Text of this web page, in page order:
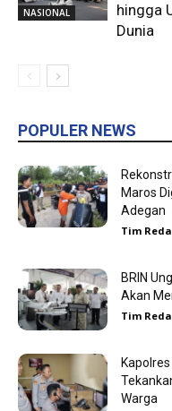
NASIONAL
hingga
Dunia
POPULER NEWS
Maros
Adegan
Tim
BRIN
Akan
Tim
Warga